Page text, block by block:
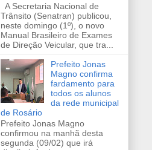
A Secretaria Nacional de
Trânsito (Senatran) publicou,
neste domingo (1º), o novo
Manual Brasileiro de Exames
de Direção Veicular, que tra...
Prefeito Jonas
Magno confirma
fardamento para
todos os alunos
da rede municipal
de Rosário
Prefeito Jonas Magno
confirmou na manhã desta
segunda (09/02) que irá